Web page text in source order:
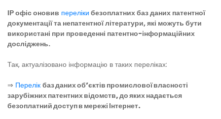
ІР офіс оновив переліки безоплатних баз даних патентної
документації та непатентної літератури, які можуть бути
використані при проведенні патентно-інформаційних
досліджень.
Так, актуалізовано інформацію в таких переліках:
⇒ Перелік баз даних об’єктів промислової власності
зарубіжних патентних відомств, до яких надається
безоплатний доступ в мережі Інтернет.